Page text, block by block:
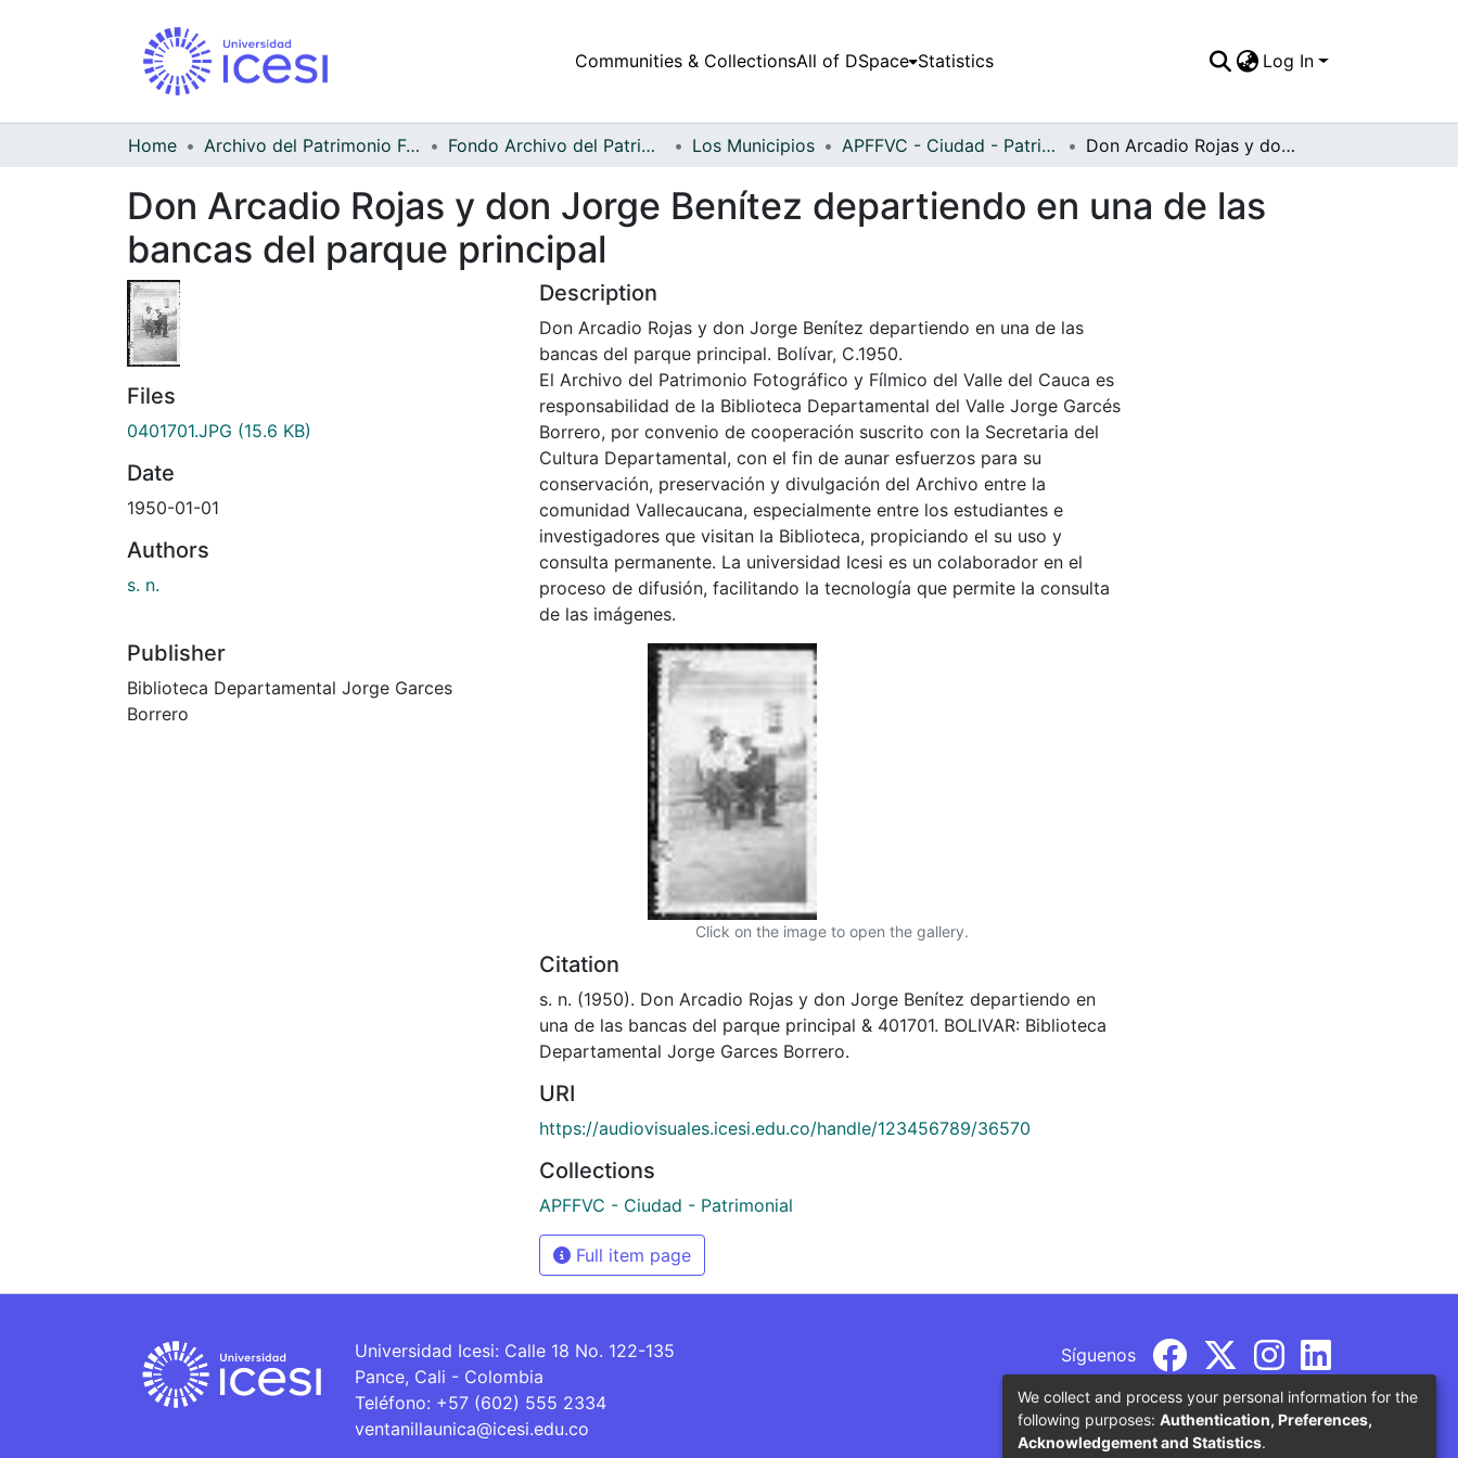
Communities & CollectionsAll of DSpace Statistics Log In
Home Archivo del Patrimonio Fotográfico y Fílmico del Valle del Cauca Fondo Archivo del Patrimonio Fotográfico y Fílmico del Valle del Cauca Los Municipios APFFVC - Ciudad - Patrimonial Don Arcadio Rojas y don Jorge Benítez departiendo en una de las bancas del parque principal
Don Arcadio Rojas y don Jorge Benítez departiendo en una de las
bancas del parque principal
Files
0401701.JPG (15.6 KB)
Date
1950-01-01
Authors
s. n.
Publisher
Biblioteca Departamental Jorge Garces
Borrero
Description
Don Arcadio Rojas y don Jorge Benítez departiendo en una de las
bancas del parque principal. Bolívar, C.1950.
El Archivo del Patrimonio Fotográfico y Fílmico del Valle del Cauca es
responsabilidad de la Biblioteca Departamental del Valle Jorge Garcés
Borrero, por convenio de cooperación suscrito con la Secretaria del
Cultura Departamental, con el fin de aunar esfuerzos para su
conservación, preservación y divulgación del Archivo entre la
comunidad Vallecaucana, especialmente entre los estudiantes e
investigadores que visitan la Biblioteca, propiciando el su uso y
consulta permanente. La universidad Icesi es un colaborador en el
proceso de difusión, facilitando la tecnología que permite la consulta
de las imágenes.
Click on the image to open the gallery.
Citation
s. n. (1950). Don Arcadio Rojas y don Jorge Benítez departiendo en
una de las bancas del parque principal & 401701. BOLIVAR: Biblioteca
Departamental Jorge Garces Borrero.
URI
https://audiovisuales.icesi.edu.co/handle/123456789/36570
Collections
APFFVC - Ciudad - Patrimonial
Full item page
Universidad Icesi: Calle 18 No. 122-135
Pance, Cali - Colombia
Teléfono: +57 (602) 555 2334
ventanillaunica@icesi.edu.co
Síguenos
We collect and process your personal information for the
following purposes: Authentication, Preferences,
Acknowledgement and Statistics.